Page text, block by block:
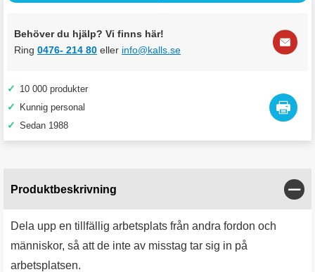
Behöver du hjälp? Vi finns här!
Ring 0476- 214 80 eller info@kalls.se
✓ 10 000 produkter
✓ Kunnig personal
✓ Sedan 1988
Produktbeskrivning
Dela upp en tillfällig arbetsplats från andra fordon och
människor, så att de inte av misstag tar sig in på
arbetsplatsen.